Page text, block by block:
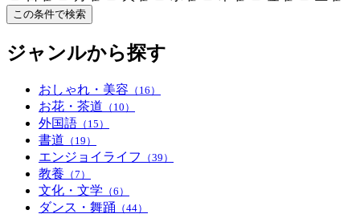
この条件で検索
ジャンルから探す
おしゃれ・美容 （16）
お花・茶道 （10）
外国語 （15）
書道 （19）
エンジョイライフ （39）
教養 （7）
文化・文学 （6）
ダンス・舞踊 （44）